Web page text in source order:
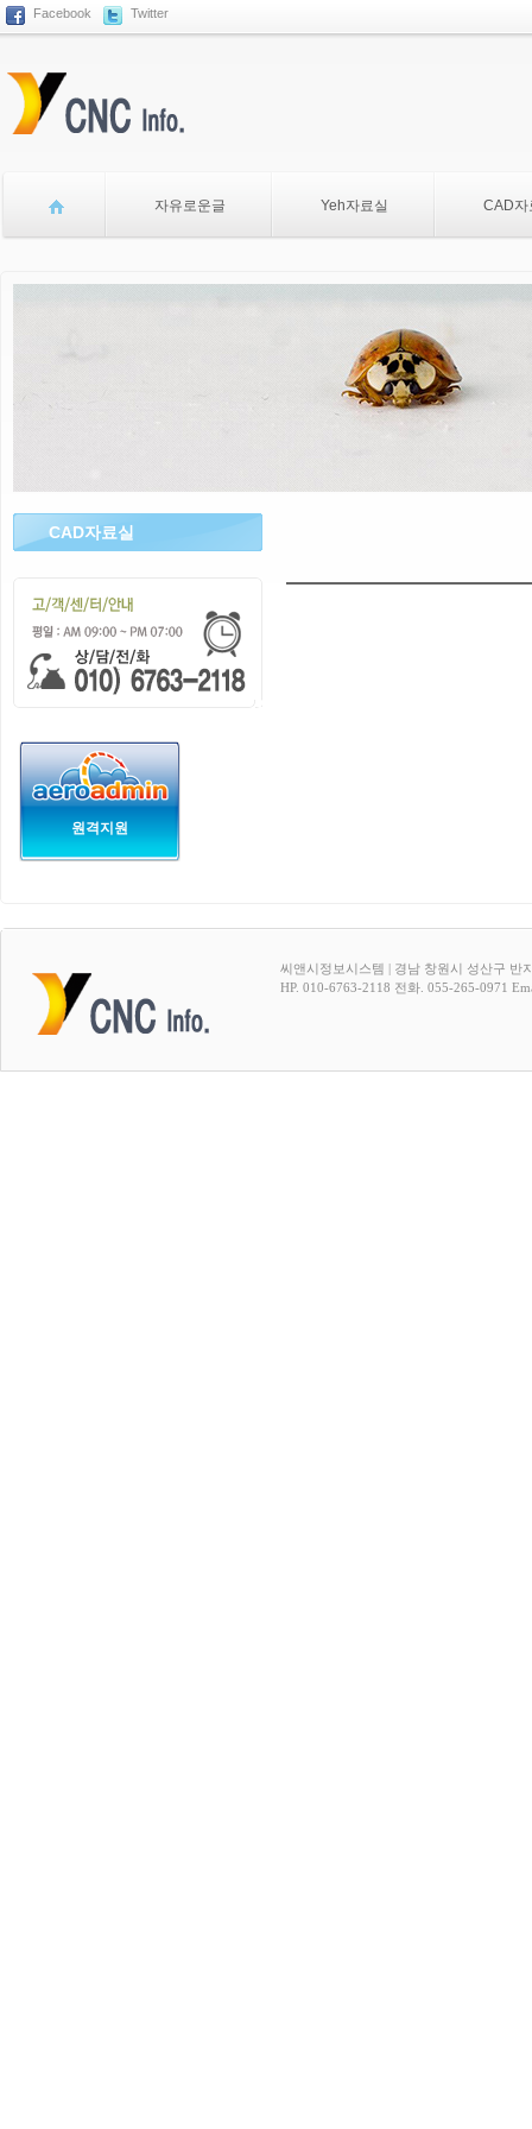
Facebook Twitter
자유로운글 Yeh자료실 CAD자
CAD자료실
원격지원
씨앤시정보시스템 | 경남 창원시 성산구 반
HP. 010-6763-2118 전화. 055-265-0971